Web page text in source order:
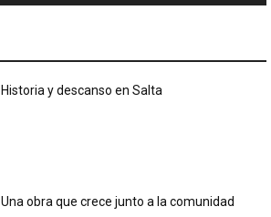
Historia y descanso en Salta
Una obra que crece junto a la comunidad